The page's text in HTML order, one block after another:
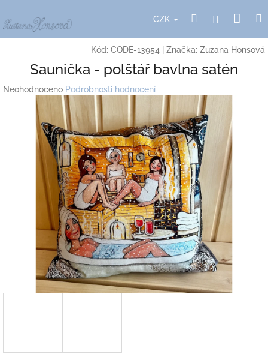
na
obsah
CZK HledatPřihlášení
Kód: CODE-13954 Značka: Zuzana Honsová
Saunička - polštář bavlna satén
Průměrné
hodnocení
produktu
Neohodnoceno Podrobnosti hodnocení